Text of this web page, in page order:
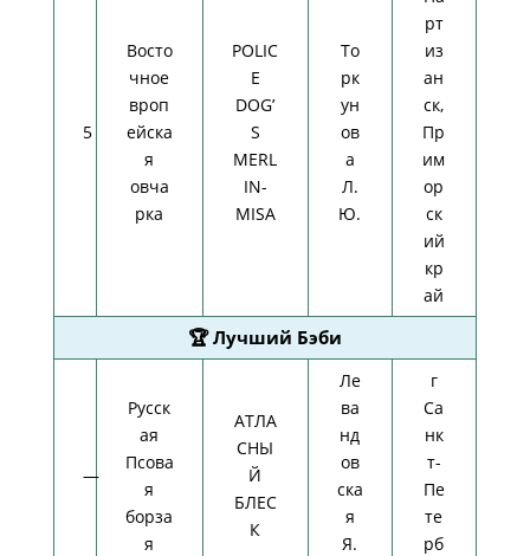
5
Восто
чное
вроп
ейска
я
овча
рка
POLIC
E
DOG’
S
MERL
IN-
MISA
То
рк
ун
ов
а
Л.
Ю.
рт
из
ан
ск,
Пр
им
ор
ск
ий
кр
ай
🏆 Лучший Бэби
—
Русск
ая
Псова
я
борза
я
АТЛА
СНЫ
Й
БЛЕС
К
Ле
ва
нд
ов
ска
я
Я.
г
Са
нк
т-
Пе
те
рб